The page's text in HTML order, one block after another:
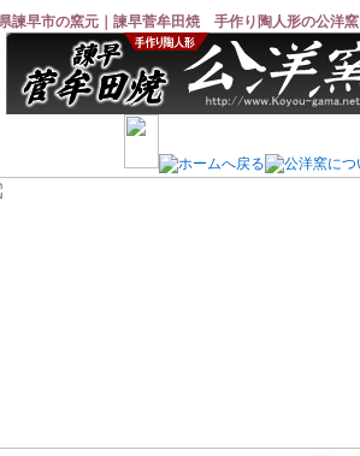
諫早市の窯元｜諫早菅牟田焼 手作り陶人形の公洋窯